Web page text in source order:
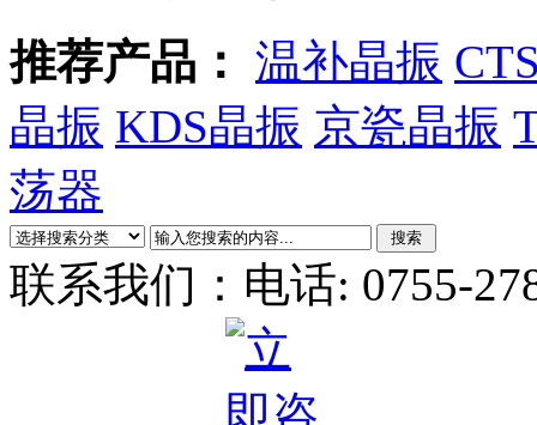
推荐产品： 温补晶振
晶振 KDS晶振 京瓷晶振
荡器
联系我们： 电话: 0755-